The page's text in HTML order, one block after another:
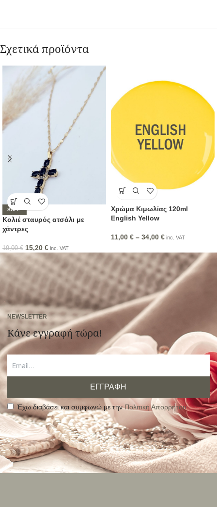
Σχετικά προϊόντα
SALE!
Κολιέ σταυρός ατσάλι με
χάντρες
19,00€ 15,20 € inc. VAT
Χρώμα Κιμωλίας 120ml
English Yellow
11,00 € – 34,00 € inc. VAT
NEWSLETTER
Κάνε εγγραφή τώρα!
ΕΓΓΡΑΦΗ
Έχω διαβάσει και συμφωνώ με τηνΠολιτική Απορρήτου.
Alternative: